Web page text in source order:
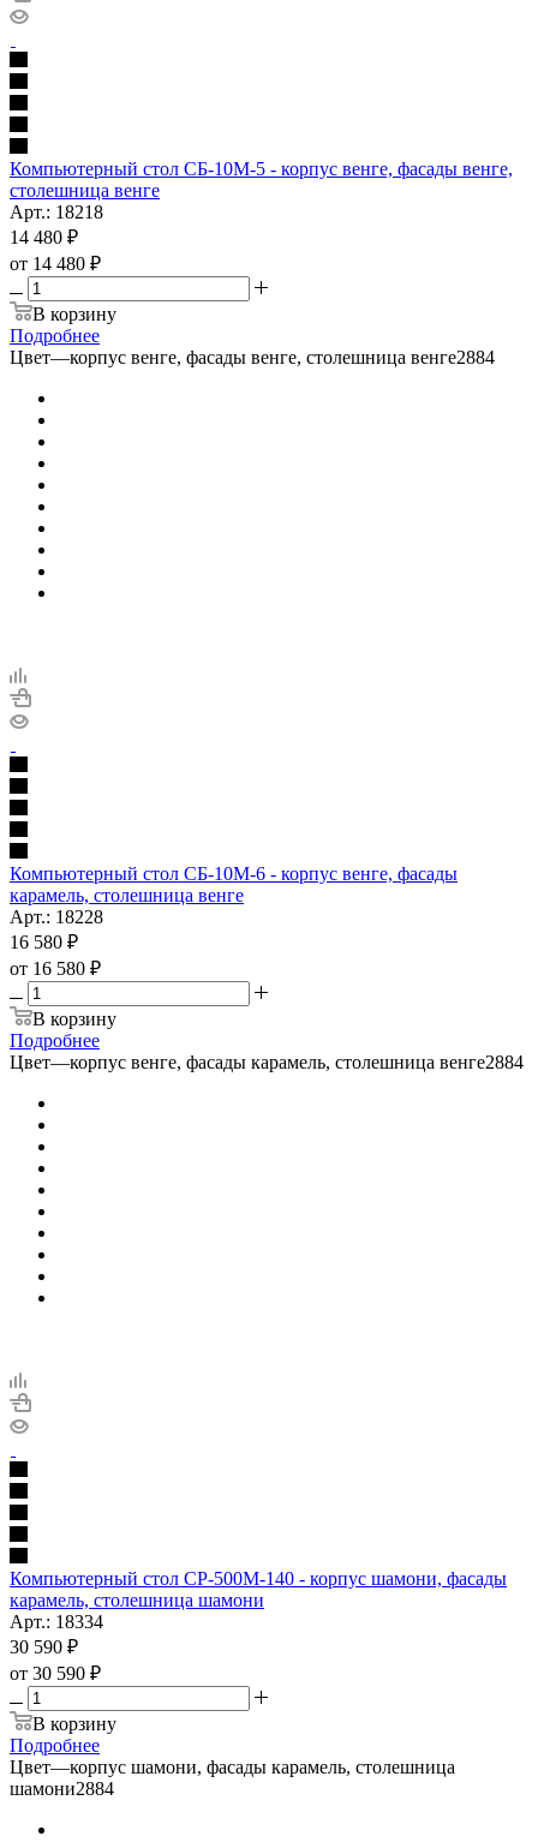
Компьютерный стол СБ-10М-5 - корпус венге, фасады венге,
столешница венге
Арт.: 18218
14 480 ₽
от 14 480 ₽
В корзину
Подробнее
Цвет—корпус венге, фасады венге, столешница венге2884
Компьютерный стол СБ-10М-6 - корпус венге, фасады
карамель, столешница венге
Арт.: 18228
16 580 ₽
от 16 580 ₽
В корзину
Подробнее
Цвет—корпус венге, фасады карамель, столешница венге2884
Компьютерный стол СР-500М-140 - корпус шамони, фасады
карамель, столешница шамони
Арт.: 18334
30 590 ₽
от 30 590 ₽
В корзину
Подробнее
Цвет—корпус шамони, фасады карамель, столешница
шамони2884